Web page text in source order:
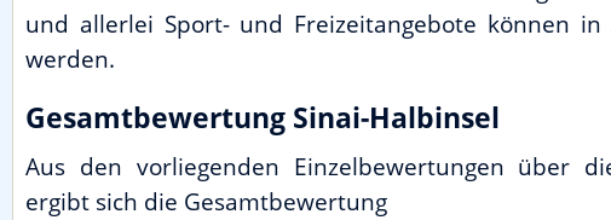
und allerlei Sport- und Freizeitangebote können in
werden.
Gesamtbewertung Sinai-Halbinsel
Aus den vorliegenden Einzelbewertungen über
ergibt sich die Gesamtbewertung